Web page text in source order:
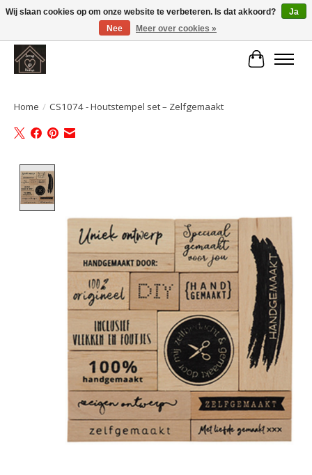
Large selection of products and fast shipping!
Home / CS1074 - Houtstempel set – Zelfgemaakt
Wij slaan cookies op om onze website te verbeteren. Is dat akkoord?
Ja
Nee
Meer over cookies »